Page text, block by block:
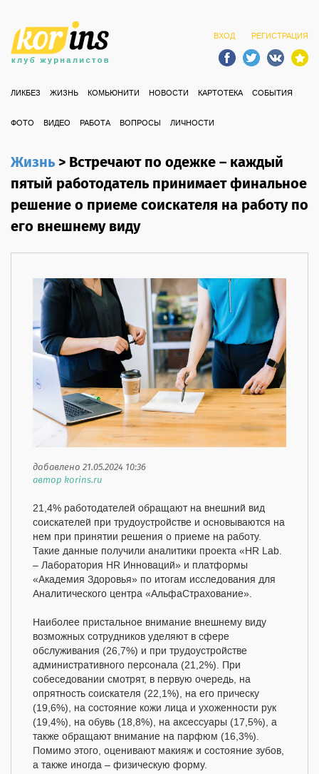
ВХОД РЕГИСТРАЦИЯ
ЛИКБЕЗ ЖИЗНЬ КОМЬЮНИТИ НОВОСТИ КАРТОТЕКА СОБЫТИЯ
ФОТО ВИДЕО РАБОТА ВОПРОСЫ ЛИЧНОСТИ
Жизнь>Встречают по одежке – каждый
пятый работодатель принимает финальное
решение о приеме соискателя на работу по
его внешнему виду
добавлено 21.05.2024 10:36
автор korins.ru
21,4% работодателей обращают на внешний вид
соискателей при трудоустройстве и основываются на
нем при принятии решения о приеме на работу.
Такие данные получили аналитики проекта «HR Lab.
– Лаборатория HR Инноваций» и платформы
«Академия Здоровья» по итогам исследования для
Аналитического центра «АльфаСтрахование».
Наиболее пристальное внимание внешнему виду
возможных сотрудников уделяют в сфере
обслуживания (26,7%) и при трудоустройстве
административного персонала (21,2%). При
собеседовании смотрят, в первую очередь, на
опрятность соискателя (22,1%), на его прическу
(19,6%), на состояние кожи лица и ухоженности рук
(19,4%), на обувь (18,8%), на аксессуары (17,5%), а
также обращают внимание на парфюм (16,3%).
Помимо этого, оценивают макияж и состояние зубов,
а также иногда – физическую форму.